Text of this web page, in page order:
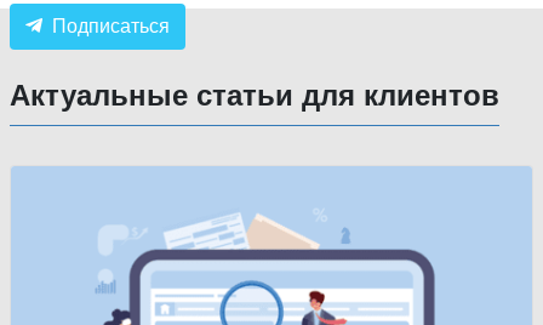
Подписаться
Актуальные статьи для клиентов